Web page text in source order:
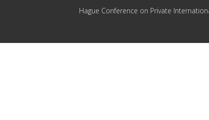
Hague Conference on Private